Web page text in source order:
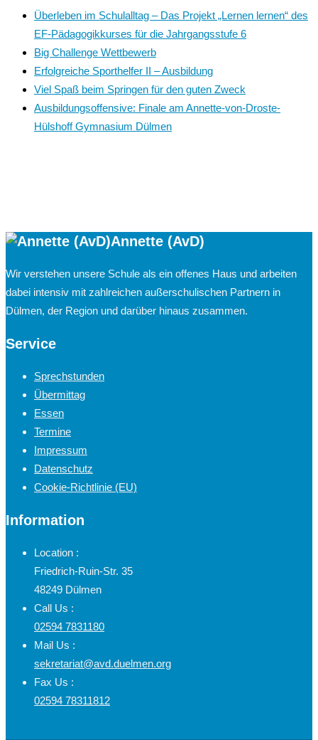
Überleben im Schulalltag – Das Projekt „Lernen lernen“ des
EF-Pädagogikkurses für die Jahrgangsstufe 6
Big Challenge Wettbewerb
Erfolgreiche Sporthelfer II – Ausbildung
Viel Spaß beim Springen für den guten Zweck
Ausbildungsoffensive: Finale am Annette-von-Droste-
Hülshoff Gymnasium Dülmen
Annette (AvD)
Wir verstehen unsere Schule als ein offenes Haus und arbeiten
dabei intensiv mit zahlreichen außerschulischen Partnern in
Dülmen, der Region und darüber hinaus zusammen.
Service
Sprechstunden
Übermittag
Essen
Termine
Impressum
Datenschutz
Cookie-Richtlinie (EU)
Information
Location :
Friedrich-Ruin-Str. 35
48249 Dülmen
Call Us :
02594 7831180
Mail Us :
sekretariat@avd.duelmen.org
Fax Us :
02594 78311812